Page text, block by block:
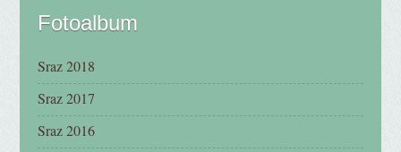
Fotoalbum
Sraz 2018
Sraz 2017
Sraz 2016